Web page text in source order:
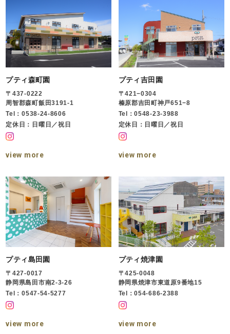
プティ森町園
〒437-0222
周智郡森町飯田3191-1
Tel：0538-24-8606
定休日：日曜日／祝日
view more
プティ吉田園
〒421−0304
榛原郡吉田町神戸651−8
Tel：0548-23-3988
定休日：日曜日／祝日
view more
プティ島田園
〒427-0017
静岡県島田市南2-3-26
Tel：0547-54-5277
view more
プティ焼津園
〒425-0048
静岡県焼津市東道原9番地15
Tel：054-686-2388
view more